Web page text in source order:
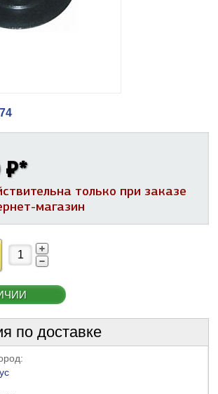
₽*
только при заказе
магазин
по доставке